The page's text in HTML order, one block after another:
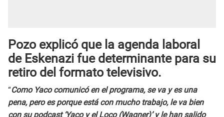
Pozo explicó que la agenda laboral
de Eskenazi fue determinante para su
retiro del formato televisivo.
“Como Yaco comunicó en el programa, se va y es una
pena, pero es porque está con mucho trabajo, le va bien
con su podcast ‘Yaco y el Loco (Wagner)’ y le han salido